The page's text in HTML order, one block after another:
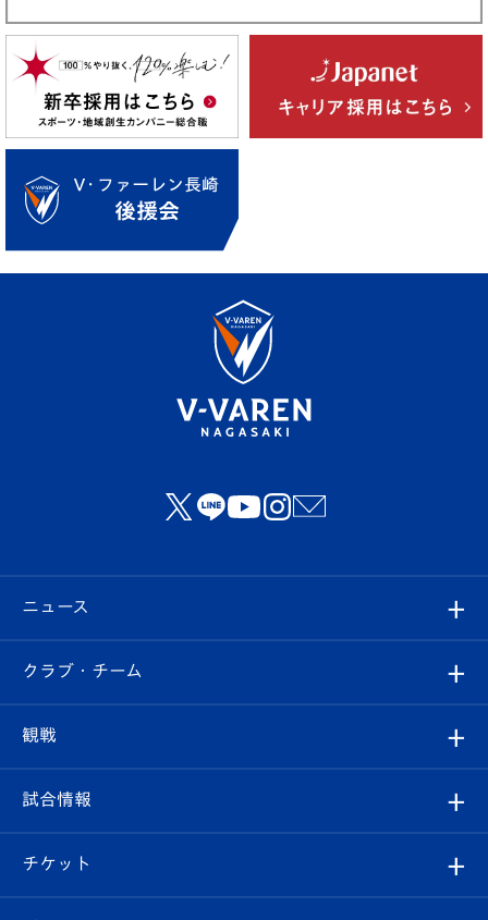
ニュース
すべて
クラブ
試合情報
クラブ・チーム
クラブ概要
エンブレム紹介
観戦
観戦ルール
はじめての観戦ガイド
試合情報
試合日程/結果
チケット